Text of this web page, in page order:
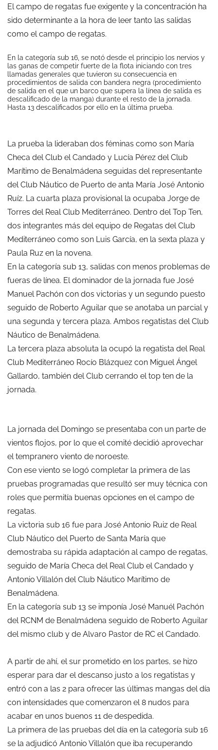
El campo de regatas fue exigente y la concentración ha
sido determinante a la hora de leer tanto las salidas
como el campo de regatas.
En la categoría sub 16, se notó desde el principio los nervios y
las ganas de competir fuerte de la flota iniciando con tres
llamadas generales que tuvieron su consecuencia en
procedimientos de salida con bandera negra (procedimiento
de salida en el que un barco que supera la línea de salida es
descalificado de la manga) durante el resto de la jornada.
Hasta 13 descalificados por ello en la última prueba.
La prueba la lideraban dos féminas como son María
Checa del Club el Candado y Lucía Pérez del Club
Marítimo de Benalmádena seguidas del representante
del Club Náutico de Puerto de anta María José Antonio
Ruíz. La cuarta plaza provisional la ocupaba Jorge de
Torres del Real Club Mediterráneo. Dentro del Top Ten,
dos integrantes más del equipo de Regatas del Club
Mediterráneo como son Luis García, en la sexta plaza y
Paula Ruz en la novena.
En la categoría sub 13, salidas con menos problemas de
fueras de línea. El dominador de la jornada fue José
Manuel Pachón con dos victorias y un segundo puesto
seguido de Roberto Aguilar que se anotaba un parcial y
una segunda y tercera plaza. Ambos regatistas del Club
Náutico de Benalmádena.
La tercera plaza absoluta la ocupó la regatista del Real
Club Mediterráneo Rocío Blázquez con Miguel Ángel
Gallardo, también del Club cerrando el top ten de la
jornada.
La jornada del Domingo se presentaba con un parte de
vientos flojos, por lo que el comité decidió aprovechar
el tempranero viento de noroeste.
Con ese viento se logó completar la primera de las
pruebas programadas que resultó ser muy técnica con
roles que permitía buenas opciones en el campo de
regatas.
La victoria sub 16 fue para José Antonio Ruiz de Real
Club Náutico del Puerto de Santa María que
demostraba su rápida adaptación al campo de regatas,
seguido de María Checa del Real Club el Candado y
Antonio Villalón del Club Náutico Marítimo de
Benalmádena.
En la categoría sub 13 se imponía José Manuél Pachón
del RCNM de Benalmádena seguido de Roberto Aguilar
del mismo club y de Alvaro Pastor de RC el Candado.
A partir de ahí, el sur prometido en los partes, se hizo
esperar para dar el descanso justo a los regatistas y
entró con a las 2 para ofrecer las últimas mangas del día
con intensidades que comenzaron el 8 nudos para
acabar en unos buenos 11 de despedida.
La primera de las pruebas del día en la categoría sub 16
se la adjudicó Antonio Villalón que iba recuperando